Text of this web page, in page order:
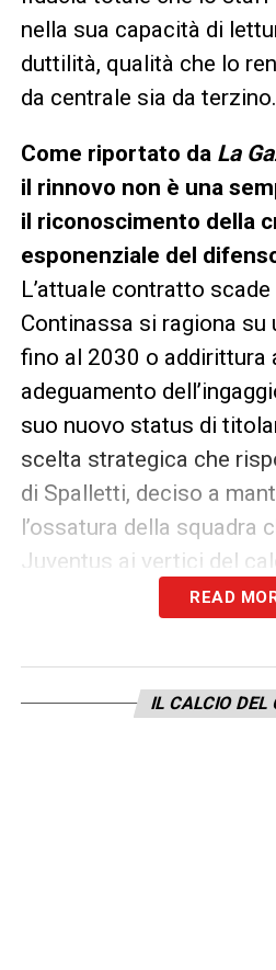
nella sua capacità di
duttilità, qualità che lo
da centrale sia da terzino.
Come riportato da La
il rinnovo non è una
il riconoscimento della
esponenziale del
L’attuale contratto
Continassa si ragiona su
fino al 2030 o addirittura
adeguamento
suo nuovo status di
scelta strategica che
di Spalletti, deciso a
l’ossatura della squadra
Juventus ai vertici del
In un mercato sempre
maestra per costruire
rinnovo di Kalulu
READ
IL CALCIO DEL